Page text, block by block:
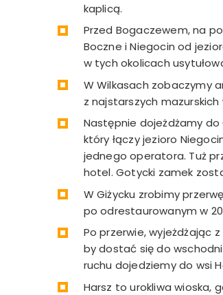
kaplicą.
Przed Bogaczewem, na
Boczne i Niegocin od
w tych okolicach
W Wilkasach zobaczymy
z najstarszych
Następnie dojeżdżamy
który łączy jezioro
jednego operatora. Tuż
hotel. Gotycki zamek
W Giżycku zrobimy
po odrestaurowanym w
Po przerwie, wyjeżdżając
by dostać się do
ruchu dojedziemy do wsi
Harsz to urokliwa wioska,